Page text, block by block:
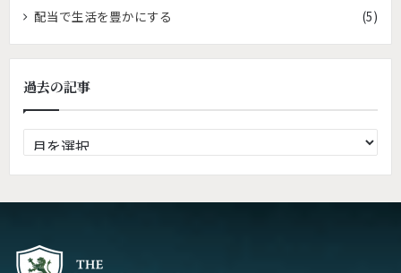
配当で生活を豊かにする
(5)
過去の記事
去
の